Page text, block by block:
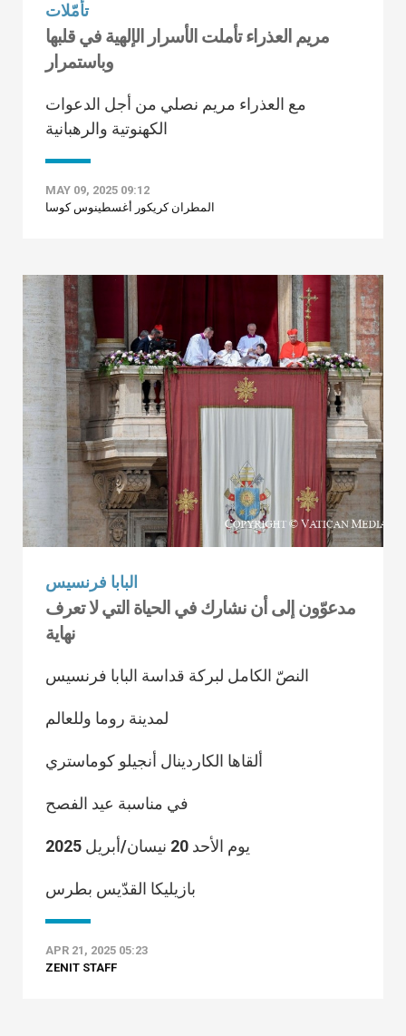
تأمّلات
مريم العذراء تأملت الأسرار الإلهية في قلبها
وباستمرار
مع العذراء مريم نصلي من أجل الدعوات
الكهنوتية والرهبانية
MAY 09, 2025 09:12
المطران كريكور أغسطينوس كوسا
البابا فرنسيس
مدعوّون إلى أن نشارك في الحياة التي لا تعرف
نهاية
النصّ الكامل لبركة قداسة البابا فرنسيس
لمدينة روما وللعالم
ألقاها الكاردينال أنجيلو كوماستري
في مناسبة عيد الفصح
يوم الأحد 20 نيسان/أبريل 2025
بازيليكا القدّيس بطرس
APR 21, 2025 05:23
ZENIT STAFF